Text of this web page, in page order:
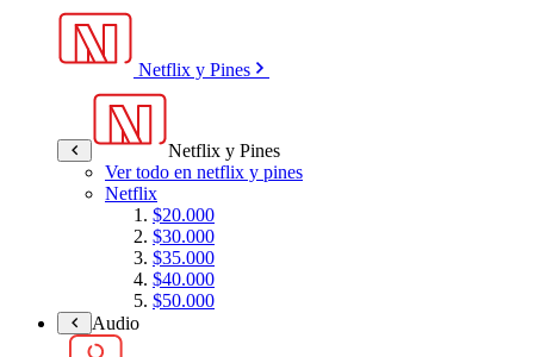
Netflix y Pines
Netflix y Pines
Ver todo en netflix y pines
Netflix
$20.000
$30.000
$35.000
$40.000
$50.000
Audio